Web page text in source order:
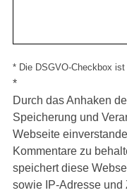
* Die DSGVO-Checkbox
*
Durch das Anhaken
Speicherung und
Webseite
Kommentare zu
speichert diese
sowie IP-Adresse und